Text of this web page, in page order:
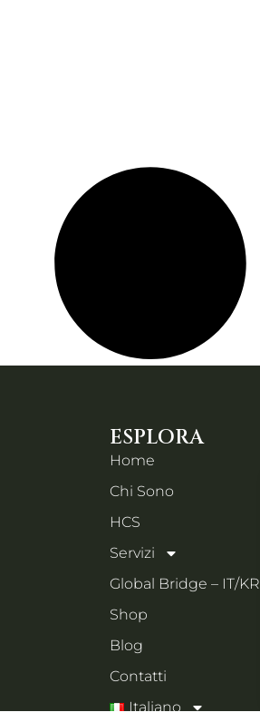
ESPLORA
Home
Chi Sono
HCS
Servizi
Global Bridge – IT/KR
Shop
Blog
Contatti
Italiano